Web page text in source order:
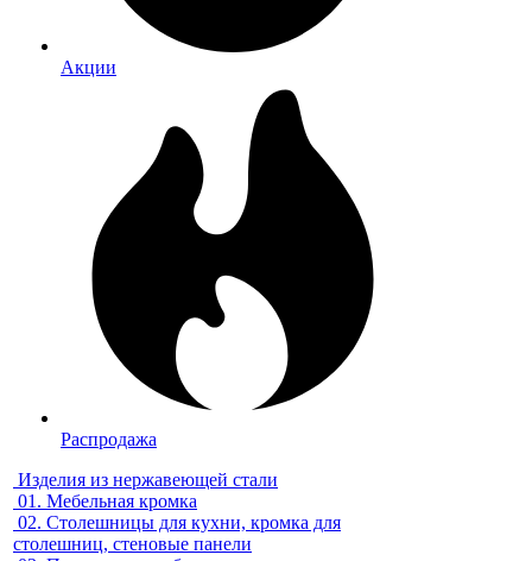
Акции
Распродажа
Изделия из нержавеющей стали
01. Мебельная кромка
02. Столешницы для кухни, кромка для
столешниц, стеновые панели